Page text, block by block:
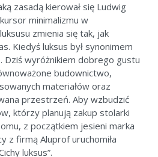
zasadą kierował się Ludwig
minimalizmu w
zmienia się tak, jak
Kiedyś luksus był synonimem
Dziś wyróżnikiem dobrego gustu
budownictwo,
materiałów oraz
przestrzeń. Aby wzbudzić
którzy planują zakup stolarki
z początkiem jesieni marka
z firmą Aluprof uruchomiła
luksus”.